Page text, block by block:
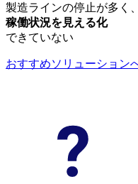
製造ラインの停止が多く、
稼働状況を見える化
できていない
おすすめソリューション